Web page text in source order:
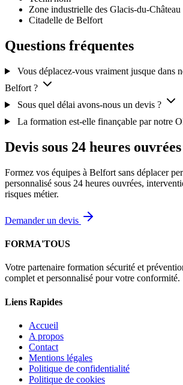
Zone industrielle des Glacis-du-Château
Citadelle de Belfort
Questions fréquentes
Vous déplacez-vous vraiment jusque dans
Belfort ?
Sous quel délai avons-nous un devis ?
La formation est-elle finançable par notre
Devis sous 24 heures ouvrées
Formez vos équipes à Belfort sans déplacer
personnalisé sous 24 heures ouvrées,
risques métier.
Demander un devis
FORMA'TOUS
Votre partenaire formation sécurité et
complet et personnalisé pour votre conformité.
Liens Rapides
Accueil
A propos
Contact
Mentions légales
Politique de confidentialité
Politique de cookies